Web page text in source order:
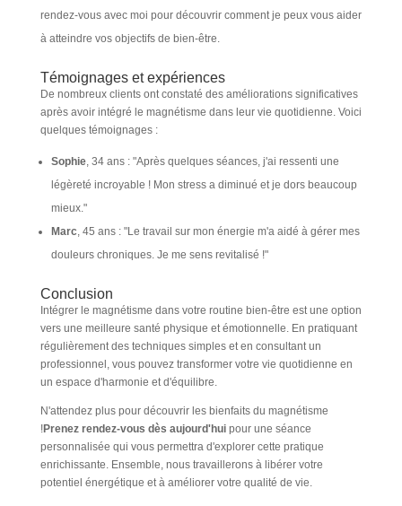
rendez-vous avec moi pour découvrir comment je peux vous aider
à atteindre vos objectifs de bien-être.
Témoignages et expériences
De nombreux clients ont constaté des améliorations significatives
après avoir intégré le magnétisme dans leur vie quotidienne. Voici
quelques témoignages :
Sophie, 34 ans : "Après quelques séances, j'ai ressenti une
légèreté incroyable ! Mon stress a diminué et je dors beaucoup
mieux."
Marc, 45 ans : "Le travail sur mon énergie m'a aidé à gérer mes
douleurs chroniques. Je me sens revitalisé !"
Conclusion
Intégrer le magnétisme dans votre routine bien-être est une option
vers une meilleure santé physique et émotionnelle. En pratiquant
régulièrement des techniques simples et en consultant un
professionnel, vous pouvez transformer votre vie quotidienne en
un espace d'harmonie et d'équilibre.
N'attendez plus pour découvrir les bienfaits du magnétisme
!Prenez rendez-vous dès aujourd'huipour une séance
personnalisée qui vous permettra d'explorer cette pratique
enrichissante. Ensemble, nous travaillerons à libérer votre
potentiel énergétique et à améliorer votre qualité de vie.